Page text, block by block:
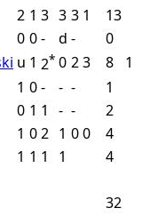
2 1 3 3 3 1
13
0 0- d -
0
u 1 2* 0 23 8
1
1 0- - -
1
0 1 1 - -
2
1 02 1 00
4
1 1 1 1
4
32